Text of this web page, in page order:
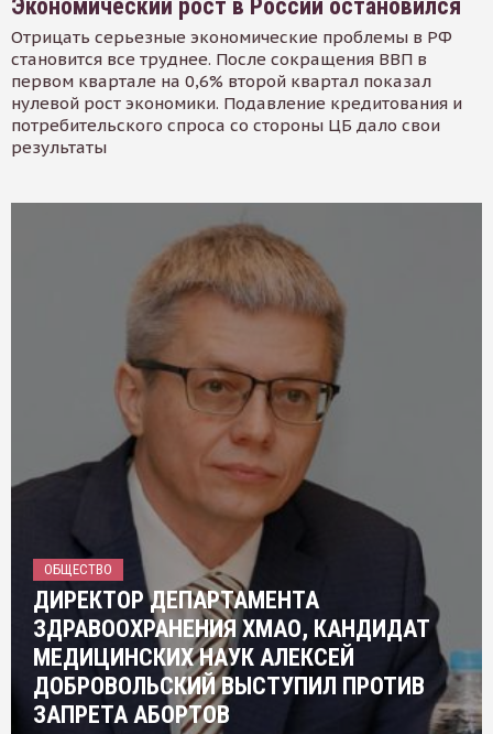
Экономический рост в России остановился
Отрицать серьезные экономические проблемы в РФ
становится все труднее. После сокращения ВВП в
первом квартале на 0,6% второй квартал показал
нулевой рост экономики. Подавление кредитования и
потребительского спроса со стороны ЦБ дало свои
результаты
ОБЩЕСТВО
ДИРЕКТОР ДЕПАРТАМЕНТА
ЗДРАВООХРАНЕНИЯ ХМАО, КАНДИДАТ
МЕДИЦИНСКИХ НАУК АЛЕКСЕЙ
ДОБРОВОЛЬСКИЙ ВЫСТУПИЛ ПРОТИВ
ЗАПРЕТА АБОРТОВ